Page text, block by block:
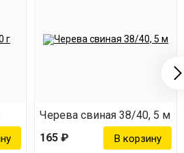
Черева свиная 38/40, 5 м
165 ₽